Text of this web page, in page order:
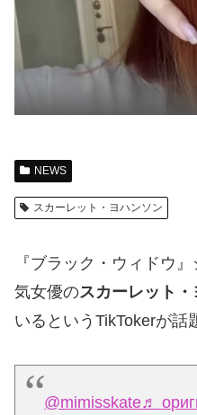
NEWS
スカーレット・ヨハンソン
『ブラック・ウィドウ
気女優のスカーレット
いるというTikTokerが話
@mimisskate♬